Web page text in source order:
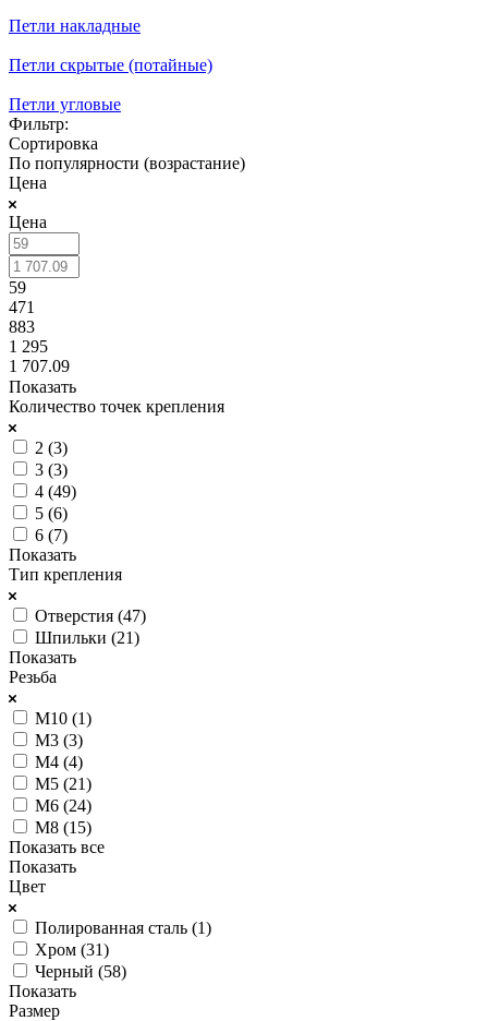
Петли накладные
Петли скрытые (потайные)
Петли угловые
Фильтр:
Сортировка
По популярности (возрастание)
Цена
Цена
59
471
883
1 295
1 707.09
Показать
Количество точек крепления
2 (3)
3 (3)
4 (49)
5 (6)
6 (7)
Показать
Тип крепления
Отверстия (47)
Шпильки (21)
Показать
Резьба
М10 (1)
М3 (3)
М4 (4)
М5 (21)
М6 (24)
М8 (15)
Показать все
Показать
Цвет
Полированная сталь (1)
Хром (31)
Черный (58)
Показать
Размер